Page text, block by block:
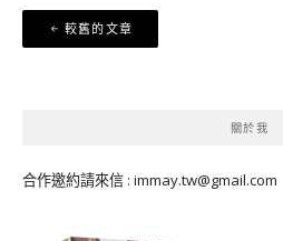
文
章
較舊的文章
關於我
合作邀約請來信 : immay.tw@gmail.com